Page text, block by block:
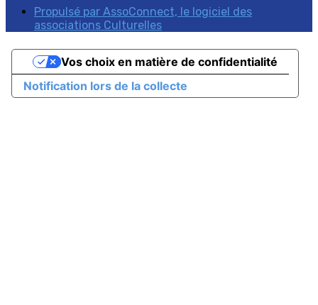
Propulsé par AssoConnect, le logiciel des
associations Culturelles
Notification lors de la collecte
Vos choix en matière de confidentialité